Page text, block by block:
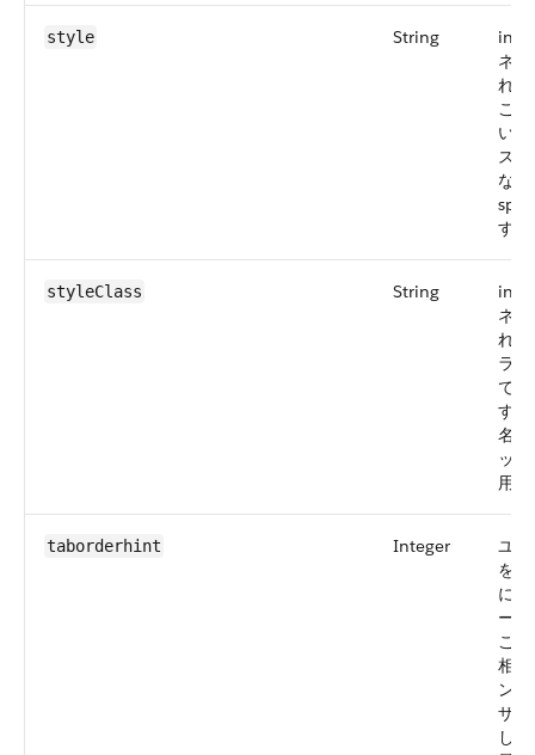
style String
ネ
れる
こ
い
ス
な
す。
styleClass String
ネ
れる
ラ
で
す
名
ッ
用
taborderhint Integer
ユ
を
に
ー
こ
相
ン
ザ
し